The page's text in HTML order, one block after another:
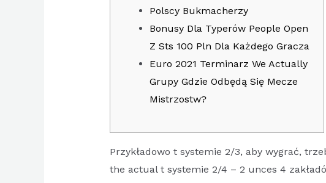
Polscy Bukmacherzy
Bonusy Dla Typerów People Open
Z Sts 100 Pln Dla Każdego Gracza
Euro 2021 Terminarz We Actually
Grupy Gdzie Odbędą Się Mecze
Mistrzostw?
Przykładowo t systemie 2/3, aby wygrać,
the actual t systemie 2/4 – 2 unces 4